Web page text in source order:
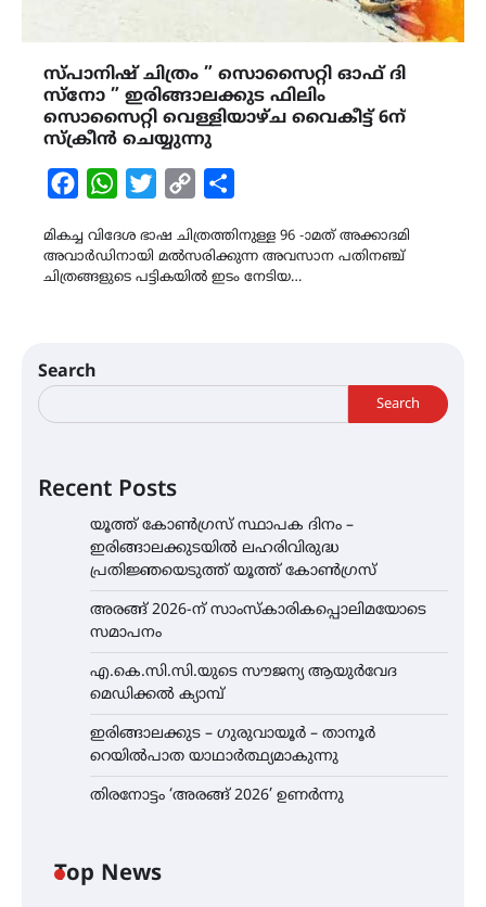
സ്പാനിഷ് ചിത്രം ” സൊസൈറ്റി ഓഫ് ദി
സ്നോ ” ഇരിങ്ങാലക്കുട ഫിലിം
സൊസൈറ്റി വെള്ളിയാഴ്ച വൈകീട്ട് 6ന്
സ്ക്രീൻ ചെയ്യുന്നു
FacebookWhatsAppTwitterCopy
മികച്ച വിദേശ ഭാഷ ചിത്രത്തിനുള്ള 96 -ാമത് അക്കാദമി
അവാർഡിനായി മൽസരിക്കുന്ന അവസാന പതിനഞ്ച്
ചിത്രങ്ങളുടെ പട്ടികയിൽ ഇടം നേടിയ…
Search
Search
Recent Posts
യൂത്ത് കോൺഗ്രസ്‌ സ്ഥാപക ദിനം –
ഇരിങ്ങാലക്കുടയിൽ ലഹരിവിരുദ്ധ
പ്രതിജ്ഞയെടുത്ത് യൂത്ത് കോൺഗ്രസ്
അരങ്ങ് 2026-ന് സാംസ്കാരികപ്പൊലിമയോടെ
സമാപനം
എ.കെ.സി.സി.യുടെ സൗജന്യ ആയുർവേദ
മെഡിക്കൽ ക്യാമ്പ്
ഇരിങ്ങാലക്കുട – ഗുരുവായൂർ – താനൂർ
റെയിൽപാത യാഥാർത്ഥ്യമാകുന്നു
തിരനോട്ടം ‘അരങ്ങ് 2026’ ഉണർന്നു
Top News